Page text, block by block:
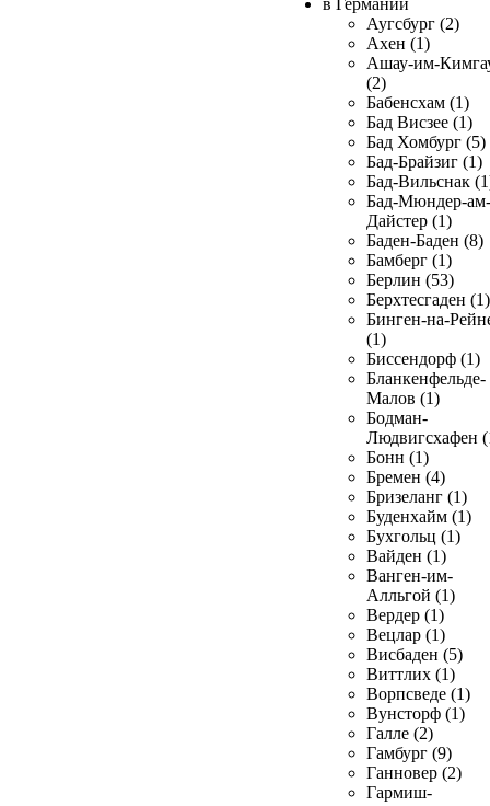
в Германии
Аугсбург (2)
Ахен (1)
Ашау-им-
(2)
Бабенсхам (1)
Бад Висзее (1)
Бад Хомбург (5)
Бад-Брайзиг (1)
Бад-Вильснак
Бад-Мюндер-ам-
Дайстер (1)
Баден-Баден (8)
Бамберг (1)
Берлин (53)
Берхтесгаден (1)
Бинген-на-
(1)
Биссендорф (1)
Бланкенфельде-
Малов (1)
Бодман-
Людвигсхафен
Бонн (1)
Бремен (4)
Бризеланг (1)
Буденхайм (1)
Бухгольц (1)
Вайден (1)
Ванген-им-
Алльгой (1)
Вердер (1)
Вецлар (1)
Висбаден (5)
Виттлих (1)
Ворпсведе (1)
Вунсторф (1)
Галле (2)
Гамбург (9)
Ганновер (2)
Гармиш-